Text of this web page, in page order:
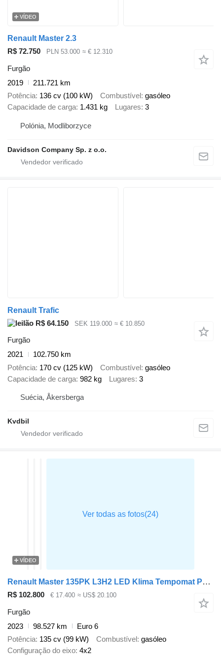
VÍDEO
Renault Master 2.3
R$ 72.750
PLN 53.000 ≈ € 12.310
Furgão
2019
211.721 km
Potência 136 cv (100 kW) Combustível gasóleo
Capacidade de carga 1.431 kg Lugares 3
Polónia, Modliborzyce
Davidson Company Sp. z o.o.
Renault Trafic
R$ 64.150
SEK 119.000 ≈ € 10.850
Furgão
2021
102.750 km
Potência 170 cv (125 kW) Combustível gasóleo
Capacidade de carga 982 kg Lugares 3
Suécia, Åkersberga
Kvdbil
VÍDEO
Renault Master 135PK L3H2 LED Klima Tempomat Parkensensoren Euro6 L3 A/C
R$ 102.800 € 17.400 ≈ US$ 20.100
Furgão
2023
98.527 km
Euro 6
Potência 135 cv (99 kW) Combustível gasóleo
Configuração do eixo 4x2